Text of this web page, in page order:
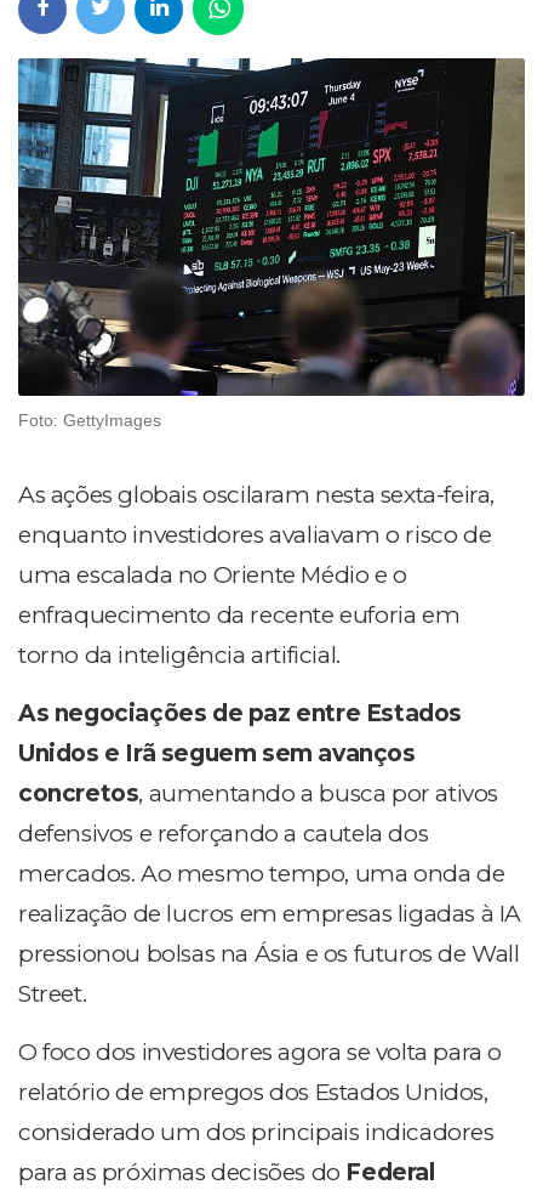
Foto: GettyImages
As ações globais oscilaram nesta sexta-feira,
enquanto investidores avaliavam o risco de
uma escalada no Oriente Médio e o
enfraquecimento da recente euforia em
torno da inteligência artificial.
As negociações de paz entre Estados
Unidos e Irã seguem sem avanços
concretos, aumentando a busca por ativos
defensivos e reforçando a cautela dos
mercados. Ao mesmo tempo, uma onda de
realização de lucros em empresas ligadas à IA
pressionou bolsas na Ásia e os futuros de Wall
Street.
O foco dos investidores agora se volta para o
relatório de empregos dos Estados Unidos,
considerado um dos principais indicadores
para as próximas decisões do Federal